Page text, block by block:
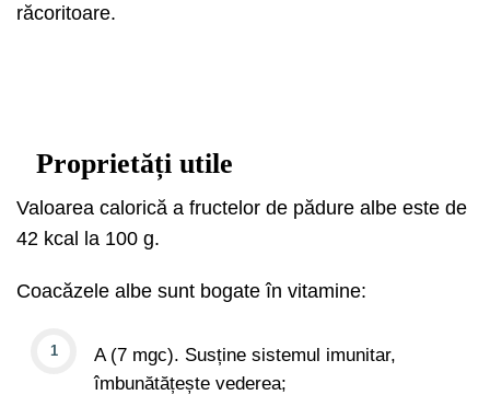
răcoritoare.
Proprietăți utile
Valoarea calorică a fructelor de pădure albe este de
42 kcal la 100 g.
Coacăzele albe sunt bogate în vitamine:
A (7 mgc). Susține sistemul imunitar,
îmbunătățește vederea;